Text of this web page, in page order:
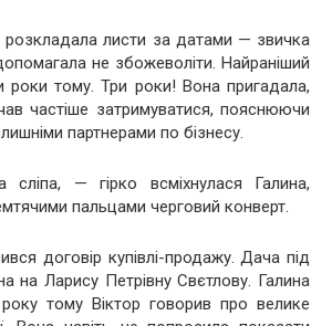
розкладала листи за датами — звичка
не збожеволіти. Найраніший
роки тому. Три роки! Вона пригадала,
частіше затримуватися, пояснюючи
партнерами по бізнесу.
— гірко всміхнулася Галина,
пальцами черговий конверт.
договір купівлі-продажу. Дача під
на Ларису Петрівну Свєтлову. Галина
року тому Віктор говорив про велике